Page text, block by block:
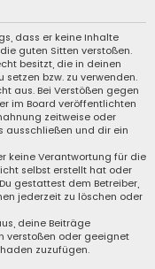
dass er keine Inhalte
guten Sitten verstoßen.
besitzt, die in deinen
setzen bzw. zu verwenden.
aus. Bei Verstößen gegen
im Board veröffentlichten
zeitweise oder
ausschließen und dir ein
keine Verantwortung für die
selbst erstellt hat oder
gestattest dem Betreiber,
jederzeit zu löschen oder
deine Beiträge
verstoßen oder geeignet
zuzufügen.